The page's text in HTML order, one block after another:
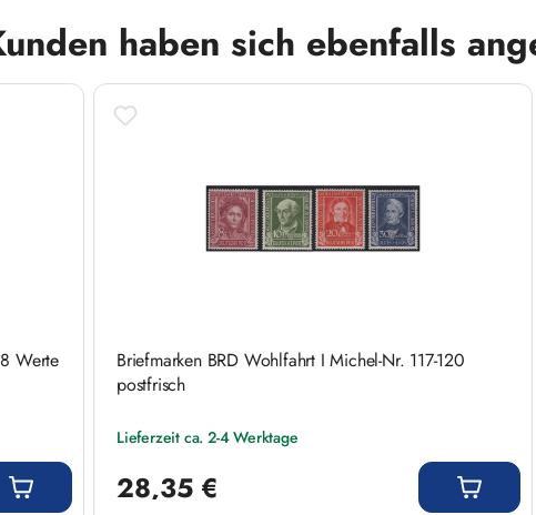
haben sich ebenfalls
Werte
Briefmarken BRD Wohlfahrt I Michel-Nr. 117-120
postfrisch
Lieferzeit ca. 2-4 Werktage
28,35 €